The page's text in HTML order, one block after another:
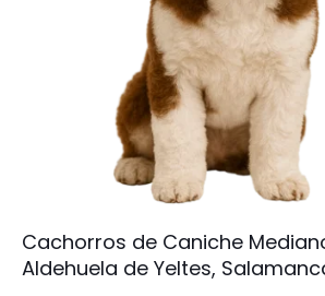
Cachorros de Caniche
Aldehuela de Yeltes,